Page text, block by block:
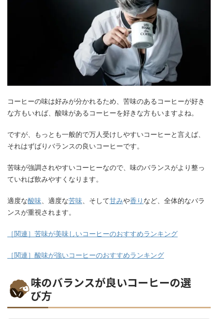
コーヒーの味は好みが分かれるため、苦味のあるコーヒーが好き
な方もいれば、酸味があるコーヒーを好きな方もいますよね。
ですが、もっとも一般的で万人受けしやすいコーヒーと言えば、
それはずばりバランスの良いコーヒーです。
苦味が強調されやすいコーヒーなので、味のバランスがより整っ
ていれば飲みやすくなります。
適度な酸味 、適度な苦味 、そして甘みや香り など、全体的なバラ
ンスが重視されます。
［関連］苦味が美味しいコーヒーのおすすめランキング
［関連］酸味が強いコーヒーのおすすめランキング
味のバランスが良いコーヒーの選
び方